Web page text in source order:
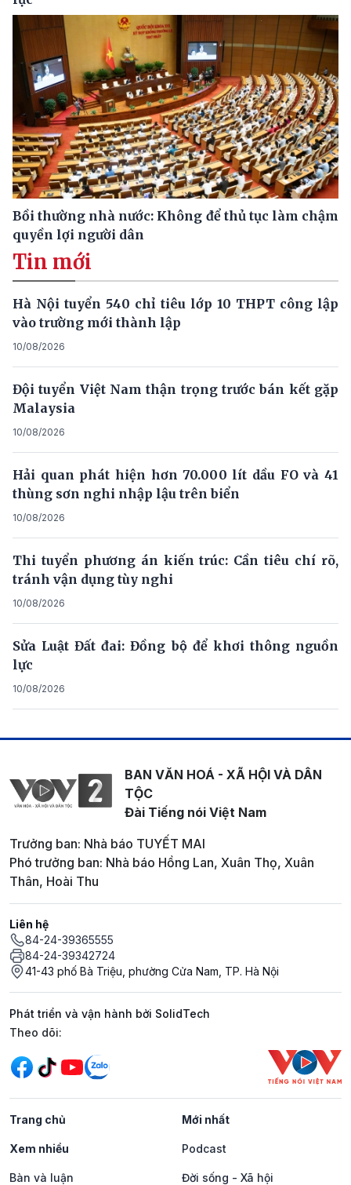
Bồi thường nhà nước: Không để thủ tục làm chậm
quyền lợi người dân
Tin mới
Hà Nội tuyển 540 chỉ tiêu lớp 10 THPT công lập
vào trường mới thành lập
10/08/2026
Đội tuyển Việt Nam thận trọng trước bán kết gặp
Malaysia
10/08/2026
Hải quan phát hiện hơn 70.000 lít dầu FO và 41
thùng sơn nghi nhập lậu trên biển
10/08/2026
Thi tuyển phương án kiến trúc: Cần tiêu chí rõ,
tránh vận dụng tùy nghi
10/08/2026
Sửa Luật Đất đai: Đồng bộ để khơi thông nguồn
lực
10/08/2026
BAN VĂN HOÁ - XÃ HỘI VÀ DÂN
TỘC
Đài Tiếng nói Việt Nam
Trưởng ban: Nhà báo TUYẾT MAI
Phó trưởng ban: Nhà báo Hồng Lan, Xuân Thọ, Xuân
Thân, Hoài Thu
Liên hệ
84-24-39365555
84-24-39342724
41-43 phố Bà Triệu, phường Cửa Nam, TP. Hà Nội
Phát triển và vận hành bởi SolidTech
Mạng xã hội
Theo dõi:
Trang chủ Mới nhất
Xem nhiều Podcast
Bàn và luận Đời sống - Xã hội